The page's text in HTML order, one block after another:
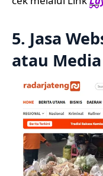
5. Jasa
atau